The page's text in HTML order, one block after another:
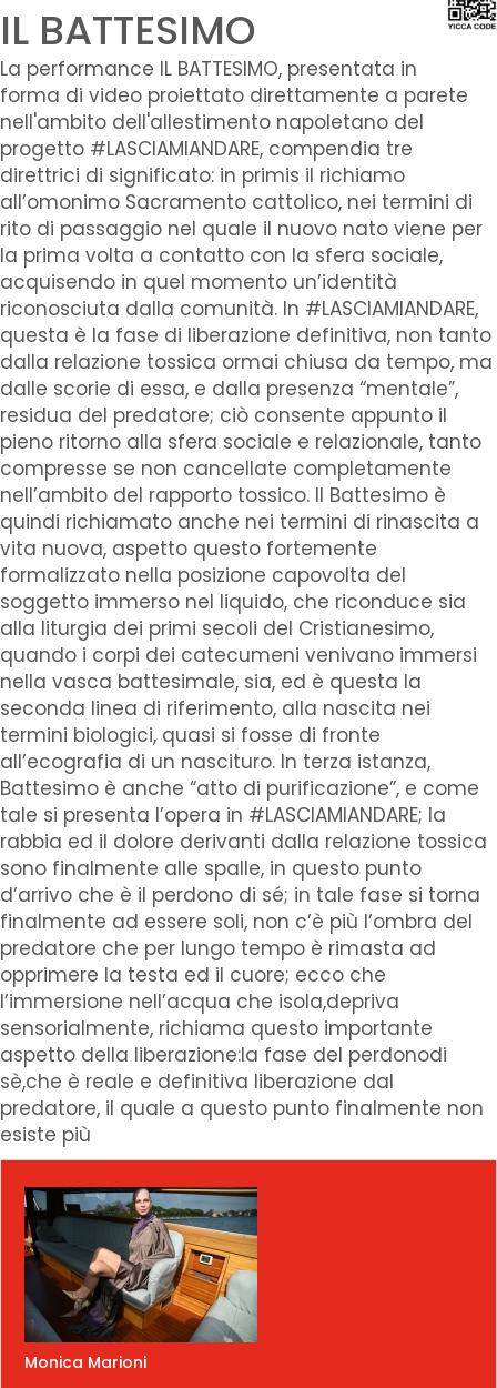
IL BATTESIMO
La performance IL BATTESIMO, presentata in
forma di video proiettato direttamente a parete
nell'ambito dell'allestimento napoletano del
progetto #LASCIAMIANDARE, compendia tre
direttrici di significato: in primis il richiamo
all’omonimo Sacramento cattolico, nei termini di
rito di passaggio nel quale il nuovo nato viene per
la prima volta a contatto con la sfera sociale,
acquisendo in quel momento un’identità
riconosciuta dalla comunità. In #LASCIAMIANDARE,
questa è la fase di liberazione definitiva, non tanto
dalla relazione tossica ormai chiusa da tempo, ma
dalle scorie di essa, e dalla presenza “mentale”,
residua del predatore; ciò consente appunto il
pieno ritorno alla sfera sociale e relazionale, tanto
compresse se non cancellate completamente
nell’ambito del rapporto tossico. Il Battesimo è
quindi richiamato anche nei termini di rinascita a
vita nuova, aspetto questo fortemente
formalizzato nella posizione capovolta del
soggetto immerso nel liquido, che riconduce sia
alla liturgia dei primi secoli del Cristianesimo,
quando i corpi dei catecumeni venivano immersi
nella vasca battesimale, sia, ed è questa la
seconda linea di riferimento, alla nascita nei
termini biologici, quasi si fosse di fronte
all’ecografia di un nascituro. In terza istanza,
Battesimo è anche “atto di purificazione”, e come
tale si presenta l’opera in #LASCIAMIANDARE; la
rabbia ed il dolore derivanti dalla relazione tossica
sono finalmente alle spalle, in questo punto
d’arrivo che è il perdono di sé; in tale fase si torna
finalmente ad essere soli, non c’è più l’ombra del
predatore che per lungo tempo è rimasta ad
opprimere la testa ed il cuore; ecco che
l’immersione nell’acqua che isola,depriva
sensorialmente, richiama questo importante
aspetto della liberazione:la fase del perdonodi
sè,che è reale e definitiva liberazione dal
predatore, il quale a questo punto finalmente non
esiste più
Monica Marioni